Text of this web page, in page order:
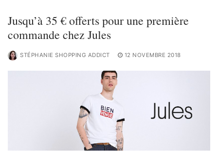
Jusqu’à 35 € offerts pour une première
commande chez Jules
STÉPHANIE SHOPPING ADDICT 12 NOVEMBRE 2018